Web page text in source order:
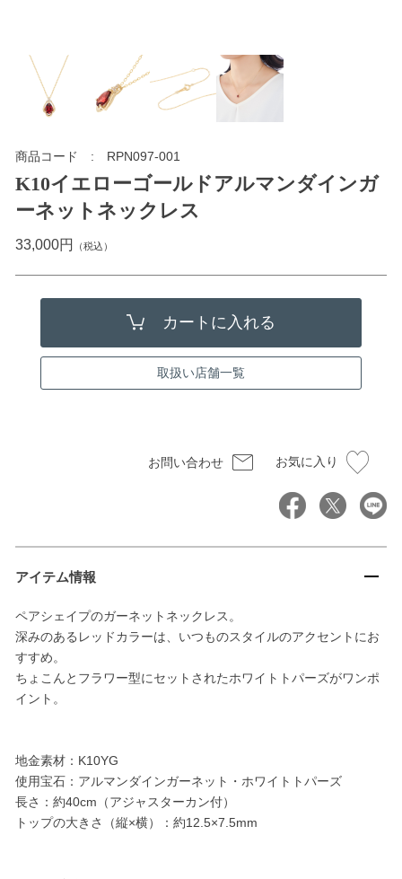
商品コード RPN097-001
K10イエローゴールドアルマンダインガ
ーネットネックレス
33,000円 （税込）
取扱い店舗一覧
お問い合わせ お気に入り
アイテム情報
ペアシェイプのガーネットネックレス。
深みのあるレッドカラーは、いつものスタイルのアクセントにお
すすめ。
ちょこんとフラワー型にセットされたホワイトトパーズがワンポ
イント。
地金素材：K10YG
使用宝石：アルマンダインガーネット・ホワイトトパーズ
長さ：約40cm（アジャスターカン付）
トップの大きさ（縦×横）：約12.5×7.5mm